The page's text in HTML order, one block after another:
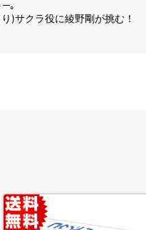
─｡
)サクラ役に綾野剛が挑む！